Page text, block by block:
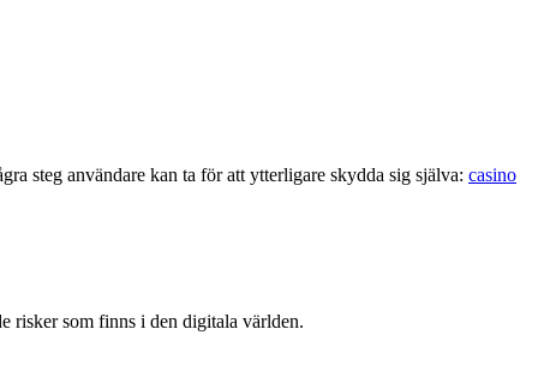
steg användare kan ta för att ytterligare skydda sig själva: casino
risker som finns i den digitala världen.